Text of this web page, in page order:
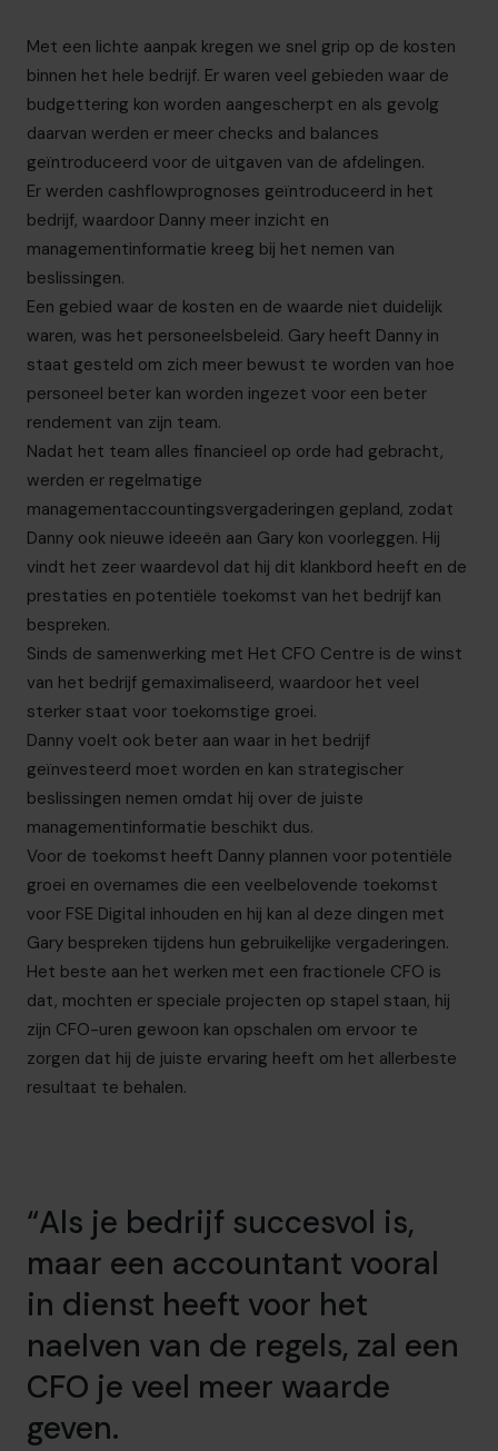
Met een lichte aanpak kregen we snel grip op de kosten
binnen het hele bedrijf. Er waren veel gebieden waar de
budgettering kon worden aangescherpt en als gevolg
daarvan werden er meer checks and balances
geïntroduceerd voor de uitgaven van de afdelingen.
Er werden cashflowprognoses geïntroduceerd in het
bedrijf, waardoor Danny meer inzicht en
managementinformatie kreeg bij het nemen van
beslissingen.
Een gebied waar de kosten en de waarde niet duidelijk
waren, was het personeelsbeleid. Gary heeft Danny in
staat gesteld om zich meer bewust te worden van hoe
personeel beter kan worden ingezet voor een beter
rendement van zijn team.
Nadat het team alles financieel op orde had gebracht,
werden er regelmatige
managementaccountingsvergaderingen gepland, zodat
Danny ook nieuwe ideeën aan Gary kon voorleggen. Hij
vindt het zeer waardevol dat hij dit klankbord heeft en de
prestaties en potentiële toekomst van het bedrijf kan
bespreken.
Sinds de samenwerking met Het CFO Centre is de winst
van het bedrijf gemaximaliseerd, waardoor het veel
sterker staat voor toekomstige groei.
Danny voelt ook beter aan waar in het bedrijf
geïnvesteerd moet worden en kan strategischer
beslissingen nemen omdat hij over de juiste
managementinformatie beschikt dus.
Voor de toekomst heeft Danny plannen voor potentiële
groei en overnames die een veelbelovende toekomst
voor FSE Digital inhouden en hij kan al deze dingen met
Gary bespreken tijdens hun gebruikelijke vergaderingen.
Het beste aan het werken met een fractionele CFO is
dat, mochten er speciale projecten op stapel staan, hij
zijn CFO-uren gewoon kan opschalen om ervoor te
zorgen dat hij de juiste ervaring heeft om het allerbeste
resultaat te behalen.
“Als je bedrijf succesvol is,
maar een accountant vooral
in dienst heeft voor het
naelven van de regels, zal een
CFO je veel meer waarde
geven.